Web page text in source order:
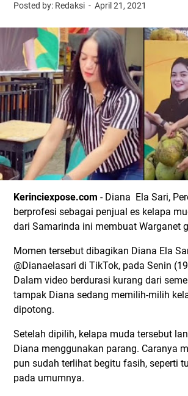
Posted by: Redaksi April 21, 2021
Kerinciexpose.com - Diana Ela Sari,
berprofesi sebagai penjual es kelapa
dari Samarinda ini membuat Warganet
Momen tersebut dibagikan Diana Ela
@Dianaelasari di TikTok, pada Senin
Dalam video berdurasi kurang dari
tampak Diana sedang memilih-milih
dipotong.
Setelah dipilih, kelapa muda tersebut
Diana menggunakan parang. Caranya
pun sudah terlihat begitu fasih, seperti
pada umumnya.